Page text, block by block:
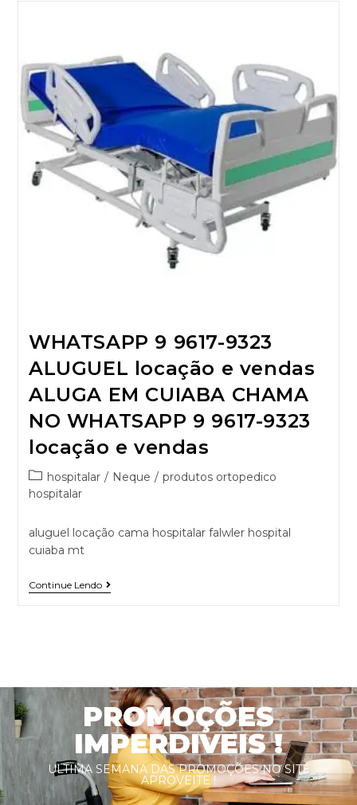
WHATSAPP 9 9617-9323
ALUGUEL locação e vendas
ALUGA EM CUIABA CHAMA
NO WHATSAPP 9 9617-9323
locação e vendas
hospitalar / Neque / produtos ortopedico
hospitalar
aluguel locação cama hospitalar falwler hospital
cuiaba mt
Continue Lendo
PROMOÇÕES
IMPERDIVEIS !
ULTIMA SEMANA DAS PROMOÇÕES NO SITE
APROVEITE !